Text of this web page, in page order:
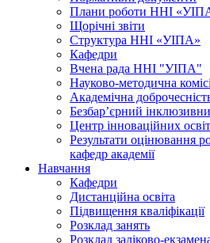
Плани роботи ННІ
Щорічні звіти
Структура ННІ «УІПА»
Кафедри
Вчена рада ННІ "УІПА"
Науково-методична
Академічна
Безбар’єрний
Центр інноваційних
Результати оцінювання
кафедр академії
Навчання
Кафедри
Дистанційна освіта
Підвищення кваліфікації
Розклад занять
Розклад заліково-